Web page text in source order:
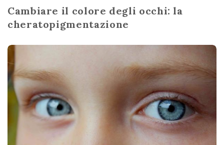
Cambiare il colore degli occhi: la
cheratopigmentazione